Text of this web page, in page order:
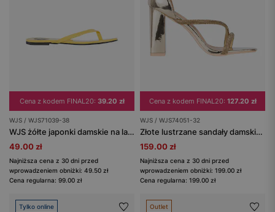
Cena z kodem FINAL20: 39.20 zł
WJS / WJS71039-38
WJS żółte japonki damskie na lato
49.00 zł
Najniższa cena z 30 dni przed
wprowadzeniem obniżki: 49.50 zł
Cena regularna: 99.00 zł
Cena z kodem FINAL20: 127.20 zł
WJS / WJS74051-32
Złote lustrzane sandały damskie z kryształkami na paskach
159.00 zł
Najniższa cena z 30 dni przed
wprowadzeniem obniżki: 199.00 zł
Cena regularna: 199.00 zł
Tylko online Outlet